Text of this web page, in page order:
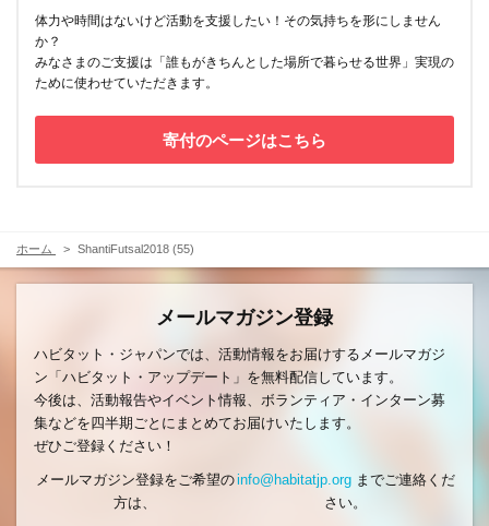
体力や時間はないけど活動を支援したい！その気持ちを形にしません
か？
みなさまのご支援は「誰もがきちんとした場所で暮らせる世界」実現の
ために使わせていただきます。
寄付のページはこちら
ホーム ShantiFutsal2018 (55)
メールマガジン登録
ハビタット・ジャパンでは、活動情報をお届けするメールマガジ
ン「ハビタット・アップデート」を無料配信しています。
今後は、活動報告やイベント情報、ボランティア・インターン募
集などを四半期ごとにまとめてお届けいたします。
ぜひご登録ください！
メールマガジン登録をご希望の
方は、
info@habitatjp.orgまでご連絡くだ
さい。